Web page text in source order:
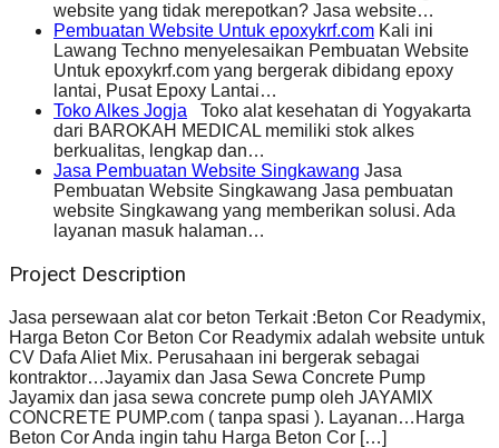
website yang tidak merepotkan? Jasa website…
Pembuatan Website Untuk epoxykrf.com Kali ini
Lawang Techno menyelesaikan Pembuatan Website
Untuk epoxykrf.com yang bergerak dibidang epoxy
lantai, Pusat Epoxy Lantai…
Toko Alkes Jogja Toko alat kesehatan di Yogyakarta
dari BAROKAH MEDICAL memiliki stok alkes
berkualitas, lengkap dan…
Jasa Pembuatan Website Singkawang Jasa
Pembuatan Website Singkawang Jasa pembuatan
website Singkawang yang memberikan solusi. Ada
layanan masuk halaman…
Project Description
Jasa persewaan alat cor beton Terkait :Beton Cor Readymix,
Harga Beton Cor Beton Cor Readymix adalah website untuk
CV Dafa Aliet Mix. Perusahaan ini bergerak sebagai
kontraktor…Jayamix dan Jasa Sewa Concrete Pump
Jayamix dan jasa sewa concrete pump oleh JAYAMIX
CONCRETE PUMP.com ( tanpa spasi ). Layanan…Harga
Beton Cor Anda ingin tahu Harga Beton Cor […]